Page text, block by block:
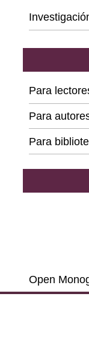
Para
Para
Para
Open